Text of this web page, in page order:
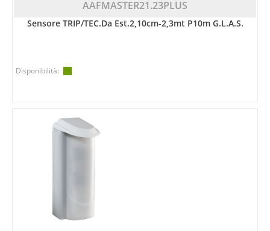
AAFMASTER21.23PLUS
Sensore TRIP/TEC.da Est.2,10cm-2,3mt P10m G.L.A.S.
Disponibilità: